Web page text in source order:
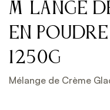
Mélange
En
1250g
Mélange de Crème